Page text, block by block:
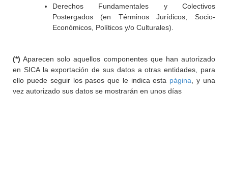
Derechos Fundamentales y Colectivos
Postergados (en Términos Jurídicos, Socio-
Económicos, Políticos y/o Culturales).
(*) Aparecen solo aquellos componentes que han autorizado
en SICA la exportación de sus datos a otras entidades, para
ello puede seguir los pasos que le indica esta página , y una
vez autorizado sus datos se mostrarán en unos días